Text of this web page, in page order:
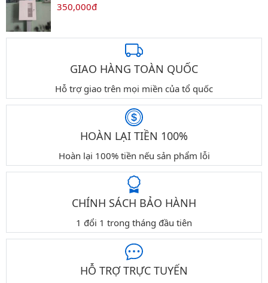
350,000đ
GIAO HÀNG TOÀN QUỐC
Hỗ trợ giao trên mọi miền của tổ quốc
HOÀN LẠI TIỀN 100%
Hoàn lại 100% tiền nếu sản phẩm lỗi
CHÍNH SÁCH BẢO HÀNH
1 đổi 1 trong tháng đầu tiên
HỖ TRỢ TRỰC TUYẾN